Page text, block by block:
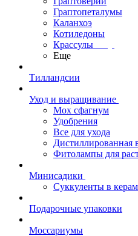
Граптопеталумы
Каланхоэ
Котиледоны
Крассулы
Еще
Тилландсии
Уход и выращивание
Мох сфагнум
Удобрения
Все для ухода
Дистиллированная
Фитолампы для
Минисадики
Суккуленты в
Подарочные упаковки
Моссариумы